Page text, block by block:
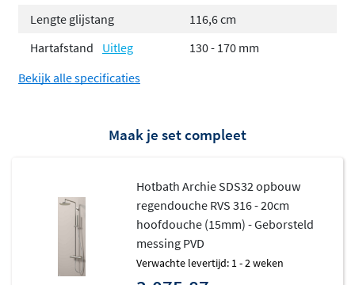
Leverbaar in meerdere kleuren voor een
persoonlijke touch
De Archie-serie: tijdloze elegantie in
De Archie-serie van Hotbath staat bekend om zijn
materiaal: RVS 316. Dit is de hoogste kwaliteit roestvrij
staal die er bestaat. Perfect bestand tegen vocht,
temperatuurschommelingen en dagelijks gebruik. Het
resultaat is een kraan die niet alleen prachtig oogt, maar
ook jarenlang meegaat zonder kwaliteitsverlies. De serie
Lengte glijstang
116,6 cm
Hartafstand
Uitleg
130 - 170 mm
Bekijk alle specificaties
Maak je set compleet
Hotbath Archie SDS32 opbouw
regendouche RVS 316 - 20cm
hoofdouche (15mm) - Geborsteld
messing PVD
Verwachte levertijd: 1 - 2 weken